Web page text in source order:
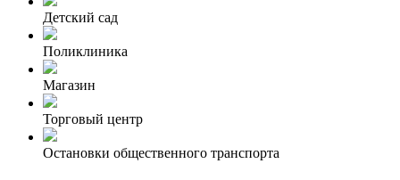
Детский сад
Поликлиника
Магазин
Торговый центр
Остановки общественного транспорта